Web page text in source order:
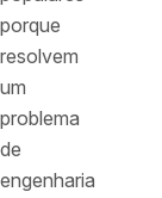
porque
resolvem
um
problema
de
engenharia